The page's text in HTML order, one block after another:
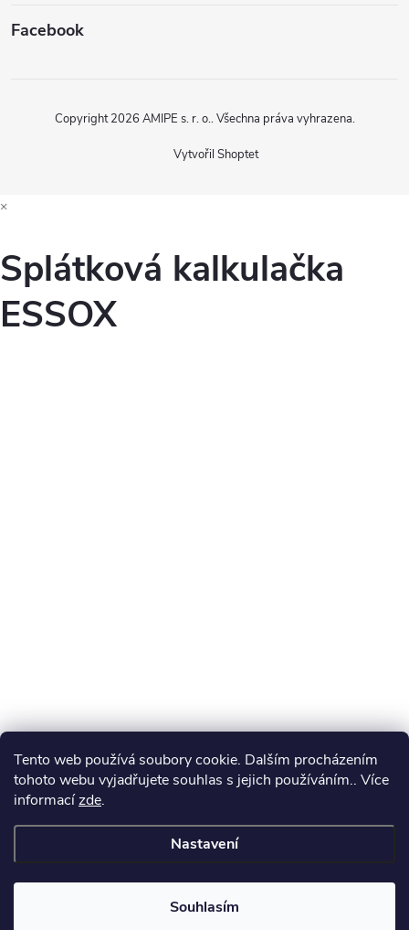
Tento web používá soubory cookie. Dalším procházením
tohoto webu vyjadřujete souhlas s jejich používáním.. Více
informacízde.
Nastavení
Souhlasím
Facebook
Vytvořil Shoptet
Copyright 2026 AMIPE s. r. o.. Všechna práva vyhrazena.
×
Splátková kalkulačka
ESSOX